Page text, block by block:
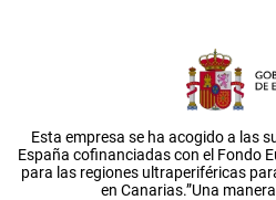
Esta empresa se ha acogido a las
España cofinanciadas con el Fondo
para las regiones ultraperiféricas
en Canarias.”Una